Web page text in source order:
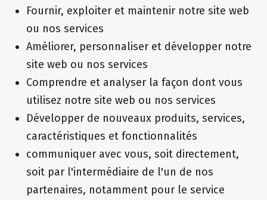
Fournir, exploiter et maintenir notre site web
ou nos services
Améliorer, personnaliser et développer notre
site web ou nos services
Comprendre et analyser la façon dont vous
utilisez notre site web ou nos services
Développer de nouveaux produits, services,
caractéristiques et fonctionnalités
communiquer avec vous, soit directement,
soit par l'intermédiaire de l'un de nos
partenaires, notamment pour le service